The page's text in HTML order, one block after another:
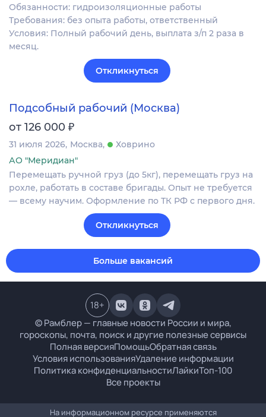
Обязанности: гидроизоляционные работы
Требования: без опыта работы, ответственный
Условия: Полный рабочий день, выплата з/п 2 раза в
месяц.
Откликнуться
Подсобный рабочий (Москва)
от 126 000 ₽
31 июля 2026 Москва
Ховрино
АО "Меридиан"
Перемещать ручной груз (до 5кг), перемещать груз на
рохле, работать в составе бригады. Опыт не требуется
— всему научим. Оформление по ТК РФ с первого дня.
Откликнуться
Больше вакансий
© Рамблер — главные новости России и мира,
гороскопы, почта, поиск и другие полезные сервисы
Полная версияПомощьОбратная связь
Условия использованияУдаление информации
Политика конфиденциальностиЛайкиТоп-100
Все проекты
18+
На информационном ресурсе применяются